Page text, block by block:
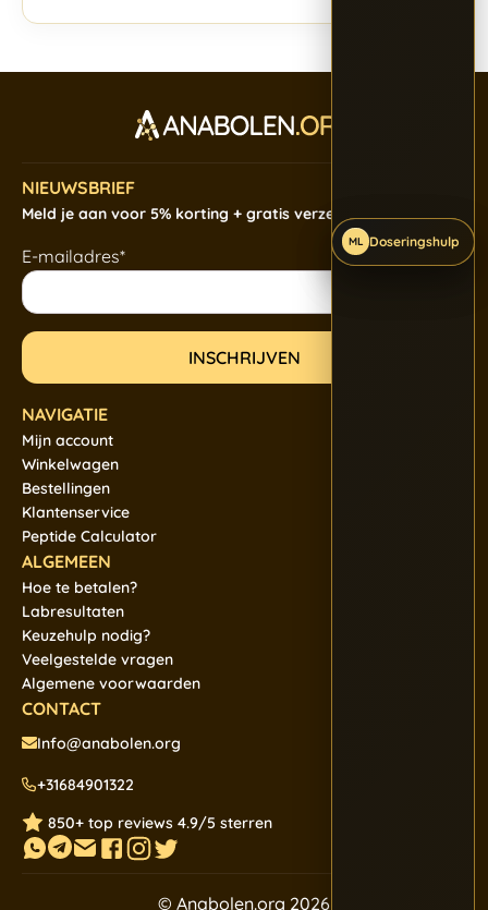
NIEUWSBRIEF
Meld je aan voor 5% korting + gratis verzending
E-mailadres*
NAVIGATIE
Mijn account
Winkelwagen
Bestellingen
Klantenservice
Peptide Calculator
ALGEMEEN
Hoe te betalen?
Labresultaten
Keuzehulp nodig?
Veelgestelde vragen
Algemene voorwaarden
CONTACT
Info@anabolen.org
+31684901322
850+ top reviews 4.9/5 sterren
© Anabolen.org 2026
ML Doseringshulp
ML Doseringshulp
ML Doseringshulp